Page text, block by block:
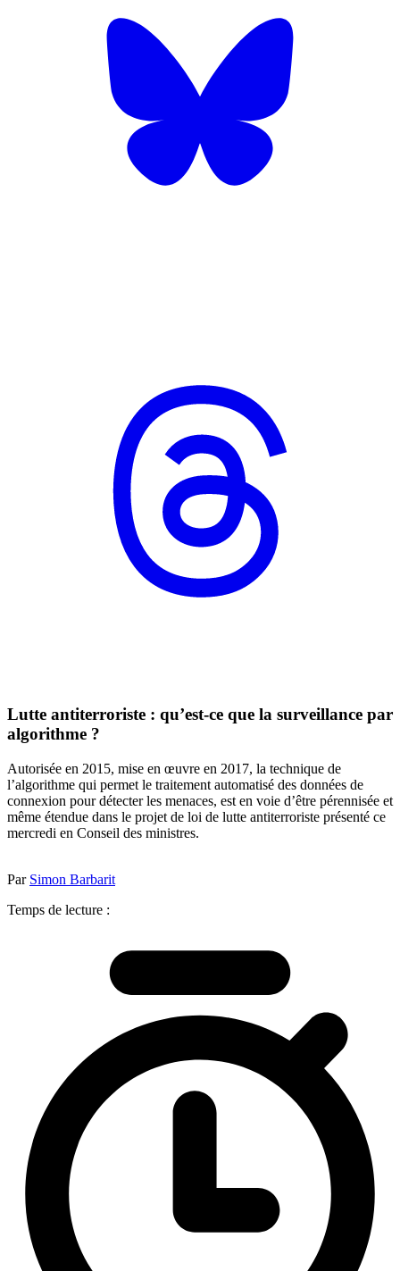
Lutte antiterroriste : qu’est-ce que la surveillance par
algorithme ?
Autorisée en 2015, mise en œuvre en 2017, la technique de
l’algorithme qui permet le traitement automatisé des données de
connexion pour détecter les menaces, est en voie d’être pérennisée et
même étendue dans le projet de loi de lutte antiterroriste présenté ce
mercredi en Conseil des ministres.
Par Simon Barbarit
Temps de lecture :